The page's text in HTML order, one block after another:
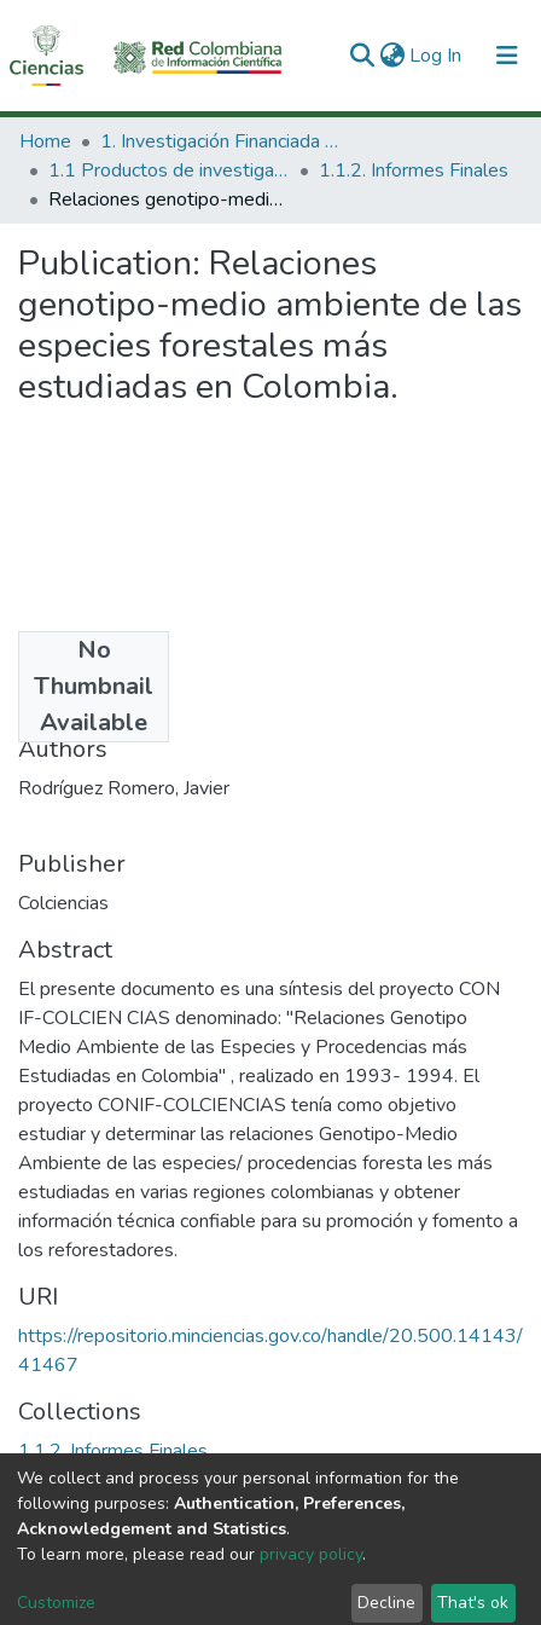
Log In (current)
Communities & Collections
All of DSpace
Home
1. Investigación Financiada con Recursos Públicos
1.1 Productos de investigación
1.1.2. Informes Finales
Relaciones genotipo-medio ambiente de las especies forestales más estudiadas en Colombia.
Publication: Relaciones
genotipo-medio ambiente de las
especies forestales más
estudiadas en Colombia.
No
Thumbnail
Available
1994-12
Authors
Rodríguez Romero, Javier
Publisher
Colciencias
Abstract
El presente documento es una síntesis del proyecto CON
IF-COLCIEN CIAS denominado: "Relaciones Genotipo
Medio Ambiente de las Especies y Procedencias más
Estudiadas en Colombia" , realizado en 1993- 1994. El
proyecto CONIF-COLCIENCIAS tenía como objetivo
estudiar y determinar las relaciones Genotipo-Medio
Ambiente de las especies/ procedencias foresta les más
estudiadas en varias regiones colombianas y obtener
información técnica confiable para su promoción y fomento a
los reforestadores.
URI
https://repositorio.minciencias.gov.co/handle/20.500.14143/
41467
Collections
1.1.2. Informes Finales
Full item page
DSpace software copyright © 2002-2026
Cookie
End User
Send
We collect and process your personal information for the
following purposes: Authentication, Preferences,
Acknowledgement and Statistics.
To learn more, please read our privacy policy.
Customize Decline That's ok